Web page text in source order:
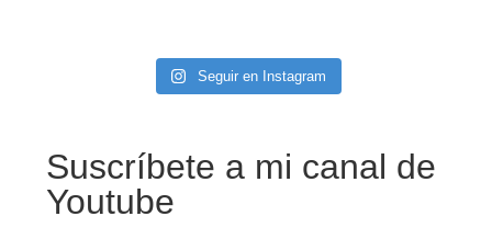
Seguir en Instagram
Suscríbete a mi canal de
Youtube